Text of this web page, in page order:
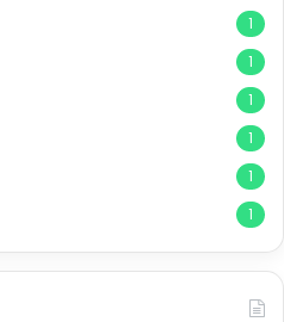
1
1
1
1
1
1